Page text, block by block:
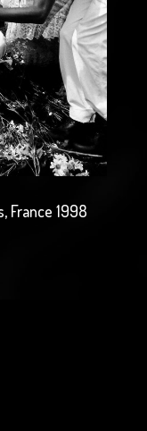
France 1998